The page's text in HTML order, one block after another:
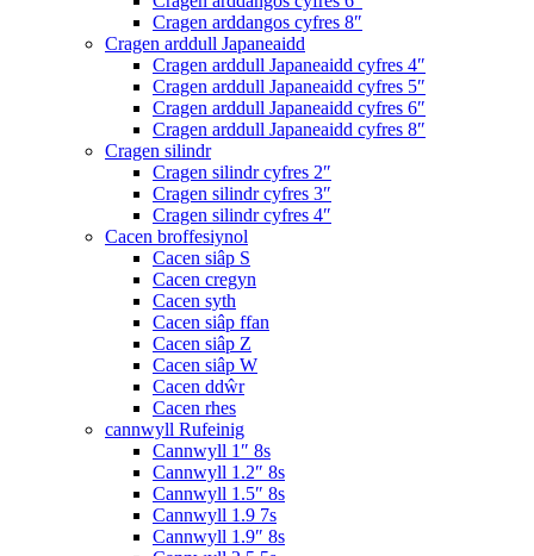
Cragen arddangos cyfres 8″
Cragen arddull Japaneaidd
Cragen arddull Japaneaidd cyfres 4″
Cragen arddull Japaneaidd cyfres 5″
Cragen arddull Japaneaidd cyfres 6″
Cragen arddull Japaneaidd cyfres 8″
Cragen silindr
Cragen silindr cyfres 2″
Cragen silindr cyfres 3″
Cragen silindr cyfres 4″
Cacen broffesiynol
Cacen siâp S
Cacen cregyn
Cacen syth
Cacen siâp ffan
Cacen siâp Z
Cacen siâp W
Cacen ddŵr
Cacen rhes
cannwyll Rufeinig
Cannwyll 1″ 8s
Cannwyll 1.2″ 8s
Cannwyll 1.5″ 8s
Cannwyll 1.9 7s
Cannwyll 1.9″ 8s